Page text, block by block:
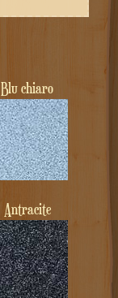
Blu chiaro
Antracite